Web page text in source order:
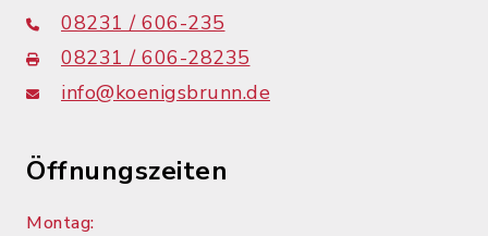
08231 / 606-235
08231 / 606-28235
info@koenigsbrunn.de
Öffnungszeiten
Montag: